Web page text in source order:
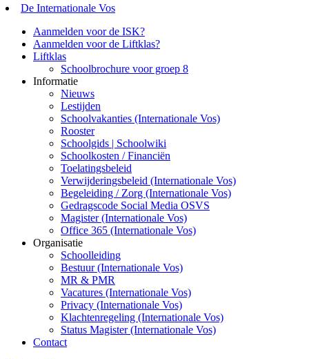
De Internationale Vos
Aanmelden voor de ISK?
Aanmelden voor de Liftklas?
Liftklas
Schoolbrochure voor groep 8
Informatie
Nieuws
Lestijden
Schoolvakanties (Internationale Vos)
Rooster
Schoolgids | Schoolwiki
Schoolkosten / Financiën
Toelatingsbeleid
Verwijderingsbeleid (Internationale Vos)
Begeleiding / Zorg (Internationale Vos)
Gedragscode Social Media OSVS
Magister (Internationale Vos)
Office 365 (Internationale Vos)
Organisatie
Schoolleiding
Bestuur (Internationale Vos)
MR & PMR
Vacatures (Internationale Vos)
Privacy (Internationale Vos)
Klachtenregeling (Internationale Vos)
Status Magister (Internationale Vos)
Contact